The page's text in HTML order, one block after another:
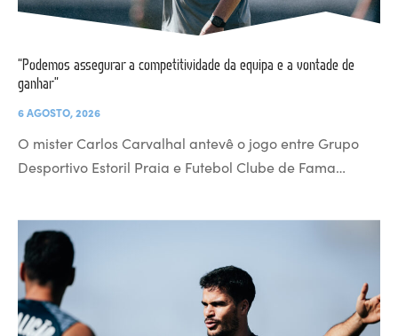
“Podemos assegurar a competitividade da equipa e a vontade de
ganhar”
6 AGOSTO, 2026
O mister Carlos Carvalhal antevê o jogo entre Grupo
Desportivo Estoril Praia e Futebol Clube de Fama…